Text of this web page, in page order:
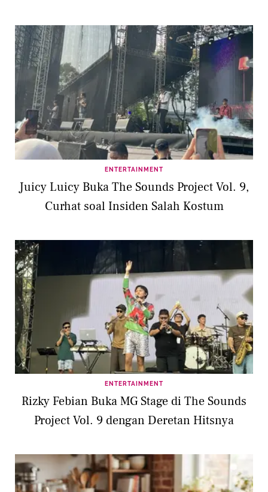
ENTERTAINMENT
Juicy Luicy Buka The Sounds Project Vol. 9,
Curhat soal Insiden Salah Kostum
ENTERTAINMENT
Rizky Febian Buka MG Stage di The Sounds
Project Vol. 9 dengan Deretan Hitsnya